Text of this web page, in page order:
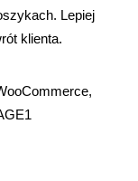
Lepiej
klienta.